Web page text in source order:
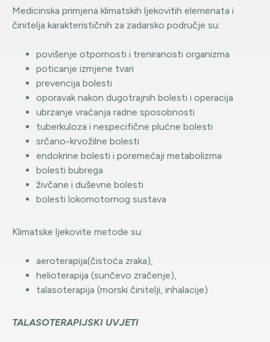
Medicinska primjena klimatskih ljekovitih elemenata i
činitelja karakterističnih za zadarsko područje su:
povišenje otpornosti i treniranosti organizma
poticanje izmjene tvari
prevencija bolesti
oporavak nakon dugotrajnih bolesti i operacija
ubrzanje vraćanja radne sposobnosti
tuberkuloza i nespecifične plućne bolesti
srčano-krvožilne bolesti
endokrine bolesti i poremećaji metabolizma
bolesti bubrega
živčane i duševne bolesti
bolesti lokomotornog sustava
Klimatske ljekovite metode su:
aeroterapija(čistoća zraka),
helioterapija (sunčevo zračenje),
talasoterapija (morski činitelji, inhalacije)
TALASOTERAPIJSKI UVJETI